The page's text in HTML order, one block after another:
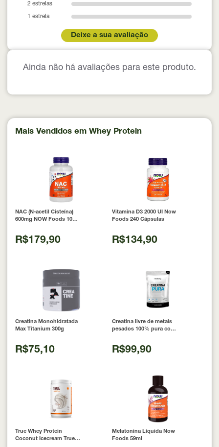
2 estrelas
1 estrela
Deixe a sua avaliação
Ainda não há avaliações para este produto.
Mais Vendidos em Whey Protein
NAC (N-acetil Cisteína)
600mg NOW Foods 100
R$179,90
Vitamina D3 2000 UI Now
Foods 240 Cápsulas
R$134,90
Creatina Monohidratada
Max Titanium 300g
R$75,10
Creatina livre de metais
pesados 100% pura com
Nutrition
R$99,90
True Whey Protein
Coconut Icecream True
Melatonina Líquida Now
Foods 59ml